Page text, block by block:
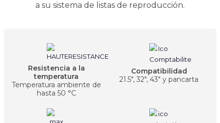
a su sistema de listas de reproducción.
Resistencia a la
temperatura
Temperatura ambiente de
hasta 50 °C
Compatibilidad
21.5", 32", 43" y pancarta